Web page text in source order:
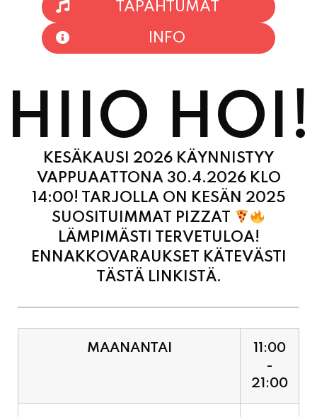
HIIO HOI!
KESÄKAUSI 2026 KÄYNNISTYY
VAPPUAATTONA 30.4.2026 KLO
14:00! TARJOLLA ON KESÄN 2025
SUOSITUIMMAT PIZZAT
LÄMPIMÄSTI TERVETULOA!
ENNAKKOVARAUKSET KÄTEVÄSTI
TÄSTÄ LINKISTÄ.
-
21:00
11:00
-
21:00